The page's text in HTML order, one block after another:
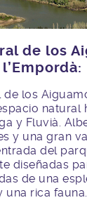
de los
l’Empordà:
los
natural
y Fluvià.
y una gran
del
diseñadas
de una
una rica fauna.